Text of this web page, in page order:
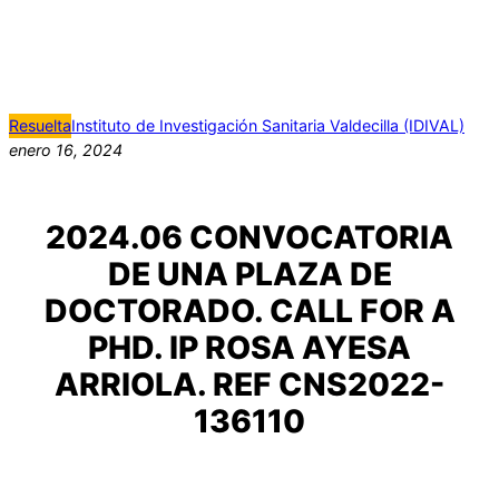
ResueltaInstituto de Investigación Sanitaria Valdecilla (IDIVAL)
enero 16, 2024
2024.06 CONVOCATORIA
DE UNA PLAZA DE
DOCTORADO. CALL FOR A
PHD. IP ROSA AYESA
ARRIOLA. REF CNS2022-
136110